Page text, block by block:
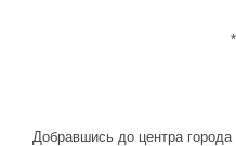
Добравшись до центра